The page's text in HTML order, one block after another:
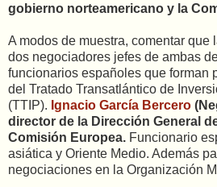
gobierno norteamericano y la
A modos de muestra, comentar que
dos negociadores jefes de ambas
funcionarios españoles que forman
del Tratado Transatlántico de
(TTIP). Ignacio García Bercero
director de la Dirección General
Comisión Europea. Funcionario
asiática y Oriente Medio. Además
negociaciones en la Organización